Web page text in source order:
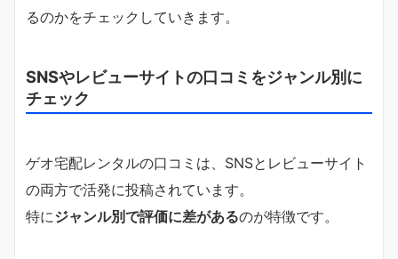
るのかをチェックしていきます。
SNSやレビューサイトの口コミをジャンル別に
チェック
ゲオ宅配レンタルの口コミは、SNSとレビューサイト
の両方で活発に投稿されています。
特にジャンル別で評価に差があるのが特徴です。